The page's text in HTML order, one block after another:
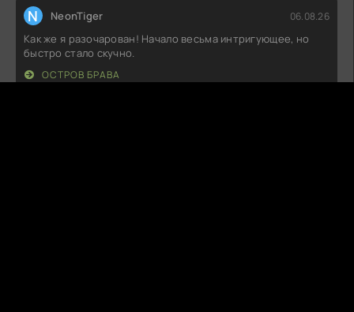
N NeonTiger 06.08.26
Как же я разочарован! Начало весьма интригующее, но
быстро стало скучно.
ОСТРОВ БРАВА